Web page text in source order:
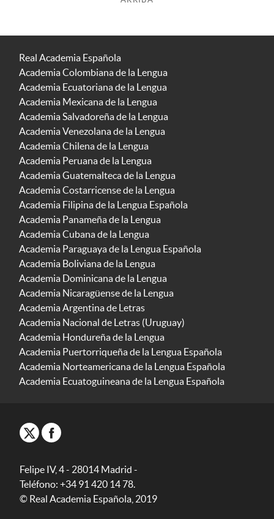
Real Academia Española
Academia Colombiana de la Lengua
Academia Ecuatoriana de la Lengua
Academia Mexicana de la Lengua
Academia Salvadoreña de la Lengua
Academia Venezolana de la Lengua
Academia Chilena de la Lengua
Academia Peruana de la Lengua
Academia Guatemalteca de la Lengua
Academia Costarricense de la Lengua
Academia Filipina de la Lengua Española
Academia Panameña de la Lengua
Academia Cubana de la Lengua
Academia Paraguaya de la Lengua Española
Academia Boliviana de la Lengua
Academia Dominicana de la Lengua
Academia Nicaragüense de la Lengua
Academia Argentina de Letras
Academia Nacional de Letras (Uruguay)
Academia Hondureña de la Lengua
Academia Puertorriqueña de la Lengua Española
Academia Norteamericana de la Lengua Española
Academia Ecuatoguineana de la Lengua Española
Felipe IV, 4 - 28014 Madrid -
Teléfono: +34 91 420 14 78.
© Real Academia Española, 2019